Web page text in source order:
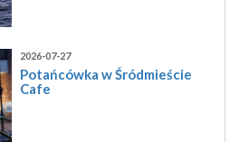
2026-07-27
Potańcówka w Śródmieście
Cafe